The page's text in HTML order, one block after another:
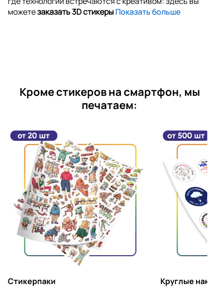
можетезаказать 3D стикерыПоказать больше
Кроме стикеров на смартфон, мы
печатаем:
Стикерпаки Круглые